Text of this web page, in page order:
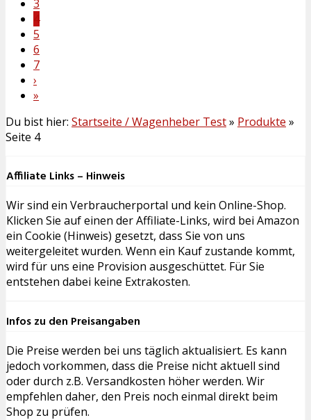
3
5
6
7
›
»
Du bist hier: Startseite / Wagenheber Test» Produkte »
Seite 4
Affiliate Links – Hinweis
Wir sind ein Verbraucherportal und kein Online-Shop.
Klicken Sie auf einen der Affiliate-Links, wird bei Amazon
ein Cookie (Hinweis) gesetzt, dass Sie von uns
weitergeleitet wurden. Wenn ein Kauf zustande kommt,
wird für uns eine Provision ausgeschüttet. Für Sie
entstehen dabei keine Extrakosten.
Infos zu den Preisangaben
Die Preise werden bei uns täglich aktualisiert. Es kann
jedoch vorkommen, dass die Preise nicht aktuell sind
oder durch z.B. Versandkosten höher werden. Wir
empfehlen daher, den Preis noch einmal direkt beim
Shop zu prüfen.